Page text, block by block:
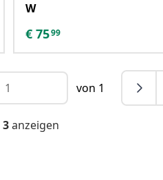
W
€ 7599
von 1
3anzeigen